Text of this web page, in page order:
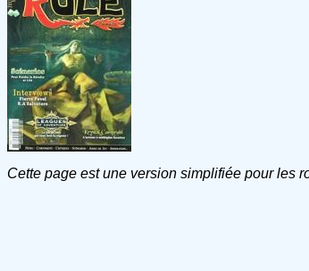
Cette page est une version simplifiée pour les